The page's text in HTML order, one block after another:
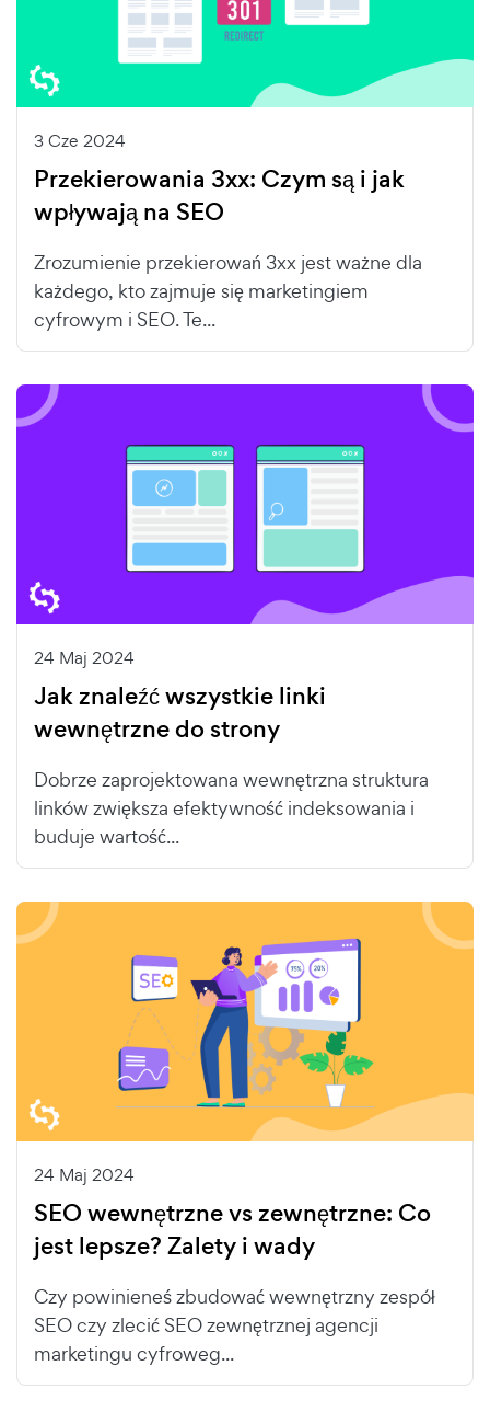
3 Cze 2024
Przekierowania 3xx: Czym są i jak
wpływają na SEO
Zrozumienie przekierowań 3xx jest ważne dla
każdego, kto zajmuje się marketingiem
cyfrowym i SEO. Te...
24 Maj 2024
Jak znaleźć wszystkie linki
wewnętrzne do strony
Dobrze zaprojektowana wewnętrzna struktura
linków zwiększa efektywność indeksowania i
buduje wartość...
24 Maj 2024
SEO wewnętrzne vs zewnętrzne: Co
jest lepsze? Zalety i wady
Czy powinieneś zbudować wewnętrzny zespół
SEO czy zlecić SEO zewnętrznej agencji
marketingu cyfroweg...